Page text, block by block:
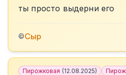
ты просто выдерни его
©Сыр
Пирожковая (12.08.2025)